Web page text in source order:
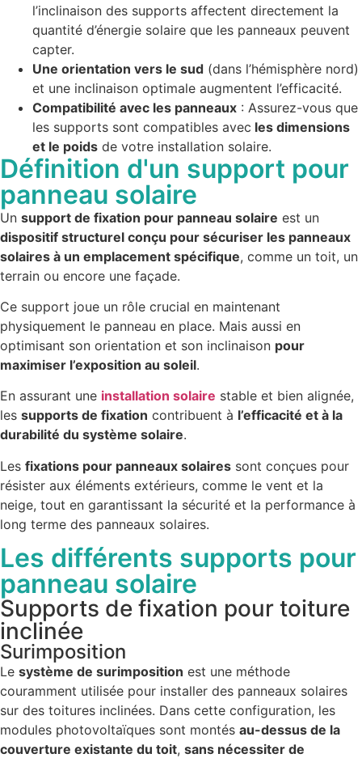
l’inclinaison des supports affectent directement la
quantité d’énergie solaire que les panneaux peuvent
capter.
Une orientation vers le sud (dans l’hémisphère nord)
et une inclinaison optimale augmentent l’efficacité.
Compatibilité avec les panneaux : Assurez-vous que
les supports sont compatibles avec les dimensions
et le poids de votre installation solaire.
Définition d'un support pour
panneau solaire
Un support de fixation pour panneau solaire est un
dispositif structurel conçu pour sécuriser les panneaux
solaires à un emplacement spécifique, comme un toit, un
terrain ou encore une façade.
Ce support joue un rôle crucial en maintenant
physiquement le panneau en place. Mais aussi en
optimisant son orientation et son inclinaison pour
maximiser l’exposition au soleil.
En assurant une installation solaire stable et bien alignée,
les supports de fixation contribuent à l’efficacité et à la
durabilité du système solaire.
Les fixations pour panneaux solaires sont conçues pour
résister aux éléments extérieurs, comme le vent et la
neige, tout en garantissant la sécurité et la performance à
long terme des panneaux solaires.
Les différents supports pour
panneau solaire
Supports de fixation pour toiture
inclinée
Surimposition
Le système de surimposition est une méthode
couramment utilisée pour installer des panneaux solaires
sur des toitures inclinées. Dans cette configuration, les
modules photovoltaïques sont montés au-dessus de la
couverture existante du toit, sans nécessiter de